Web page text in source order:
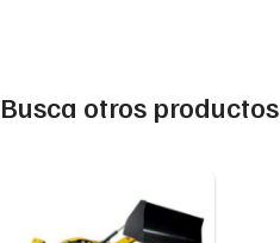
Busca otros productos